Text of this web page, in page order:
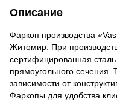
Описание
Фаркоп производства
Житомир. При
сертифицированная сталь
прямоугольного
зависимости от
Фаркопы для удобства